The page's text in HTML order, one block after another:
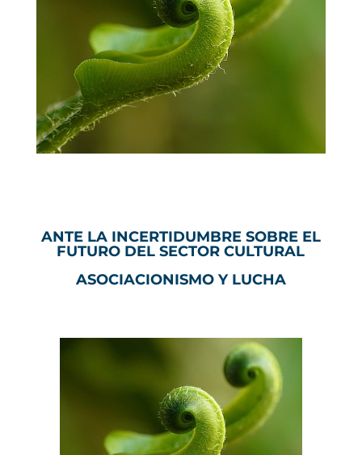
ANTE LA INCERTIDUMBRE SOBRE EL
FUTURO DEL SECTOR CULTURAL
ASOCIACIONISMO Y LUCHA